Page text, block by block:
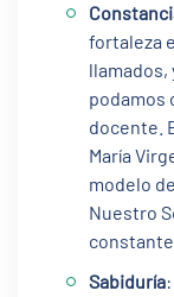
fortaleza
llamados,
podamos
docente.
María
modelo
Nuestro
Sabiduría